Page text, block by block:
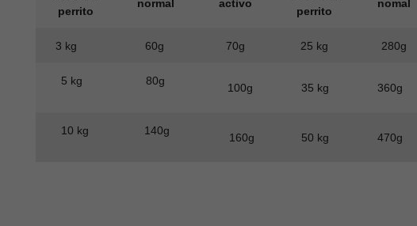
perrito
normal activo
perrito
nomal
3 kg 60g 70g 25 kg 280g
5 kg 80g
100g 35 kg 360g
10 kg 140g
160g 50 kg 470g